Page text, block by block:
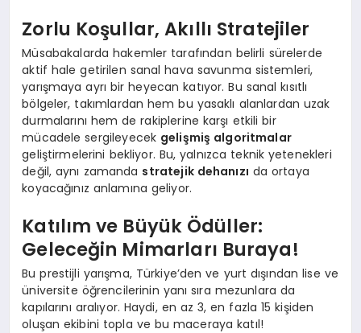
Zorlu Koşullar, Akıllı Stratejiler
Müsabakalarda hakemler tarafından belirli sürelerde
aktif hale getirilen sanal hava savunma sistemleri,
yarışmaya ayrı bir heyecan katıyor. Bu sanal kısıtlı
bölgeler, takımlardan hem bu yasaklı alanlardan uzak
durmalarını hem de rakiplerine karşı etkili bir
mücadele sergileyecek gelişmiş algoritmalar
geliştirmelerini bekliyor. Bu, yalnızca teknik yetenekleri
değil, aynı zamanda stratejik dehanızı da ortaya
koyacağınız anlamına geliyor.
Katılım ve Büyük Ödüller:
Geleceğin Mimarları Buraya!
Bu prestijli yarışma, Türkiye’den ve yurt dışından lise ve
üniversite öğrencilerinin yanı sıra mezunlara da
kapılarını aralıyor. Haydi, en az 3, en fazla 15 kişiden
oluşan ekibini topla ve bu maceraya katıl!